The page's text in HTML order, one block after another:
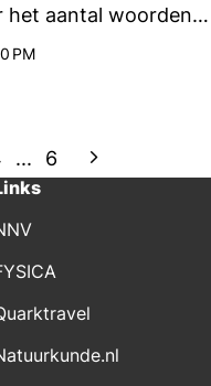
het aantal woorden
geïntroduceerd,
zijn ze
van der Sijs.
PM
... 6